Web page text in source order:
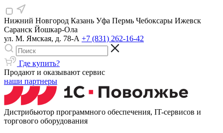
Нижний Новгород Казань Уфа Пермь Чебоксары Ижевск
Саранск Йошкар-Ола
ул. М. Ямская, д. 78-А +7 (831) 262-16-42
Где купить?
Продают и оказывают сервис
наши партнеры
Дистрибьютор программного обеспечения, IT-сервисов и
торгового оборудования